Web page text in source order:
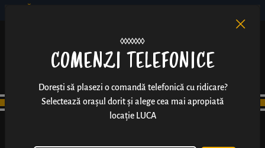
COMENZI TELEFONICE
Dorești să plasezi o comandă telefonică cu ridicare?
Selectează orașul dorit și alege cea mai apropiată
locație LUCA